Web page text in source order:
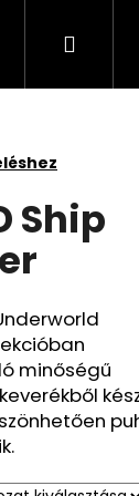
Ship
minőségű